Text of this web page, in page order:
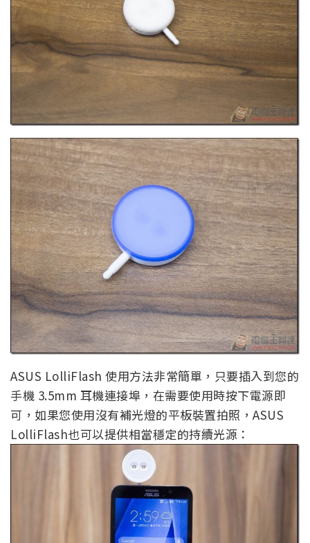
ASUS LolliFlash 使用方法非常簡單，只要插入到您的
手機 3.5mm 耳機連接埠，在需要使用時按下電源即
可，如果您使用沒有補光燈的平板裝置拍照，ASUS
LolliFlash也可以提供相當穩定的持續光源：